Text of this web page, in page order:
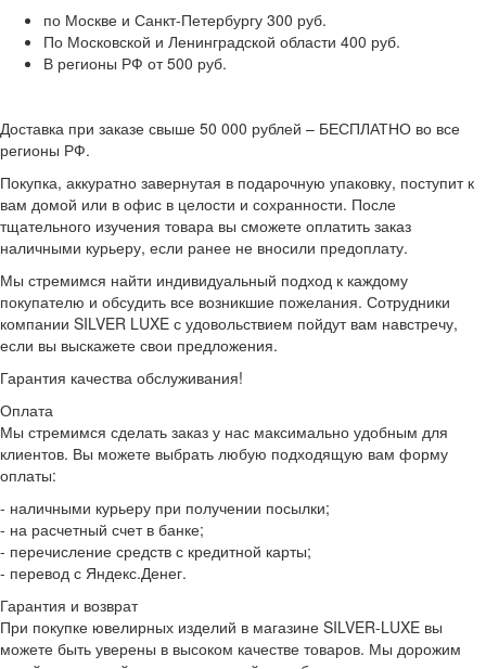
по Москве и Санкт-Петербургу 300 руб.
По Московской и Ленинградской области 400 руб.
В регионы РФ от 500 руб.
Доставка при заказе свыше 50 000 рублей – БЕСПЛАТНО во все
регионы РФ.
Покупка, аккуратно завернутая в подарочную упаковку, поступит к
вам домой или в офис в целости и сохранности. После
тщательного изучения товара вы сможете оплатить заказ
наличными курьеру, если ранее не вносили предоплату.
Мы стремимся найти индивидуальный подход к каждому
покупателю и обсудить все возникшие пожелания. Сотрудники
компании SILVER LUXE с удовольствием пойдут вам навстречу,
если вы выскажете свои предложения.
Гарантия качества обслуживания!
Оплата
Мы стремимся сделать заказ у нас максимально удобным для
клиентов. Вы можете выбрать любую подходящую вам форму
оплаты:
- наличными курьеру при получении посылки;
- на расчетный счет в банке;
- перечисление средств с кредитной карты;
- перевод с Яндекс.Денег.
Гарантия и возврат
При покупке ювелирных изделий в магазине SILVER-LUXE вы
можете быть уверены в высоком качестве товаров. Мы дорожим